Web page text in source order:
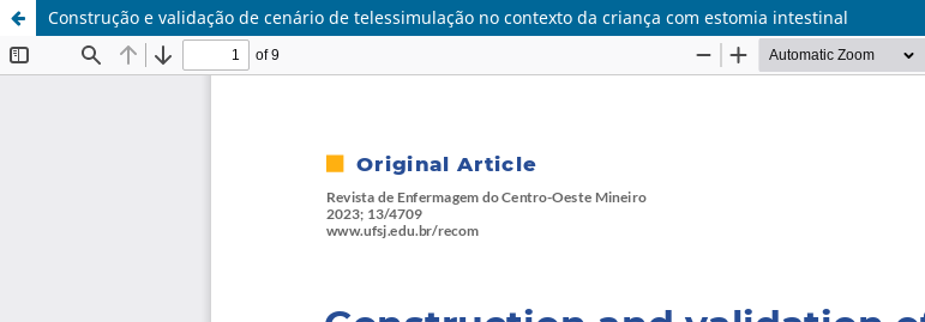
Construção e validação de cenário de telessimulação no contexto da criança com estomia intestinal